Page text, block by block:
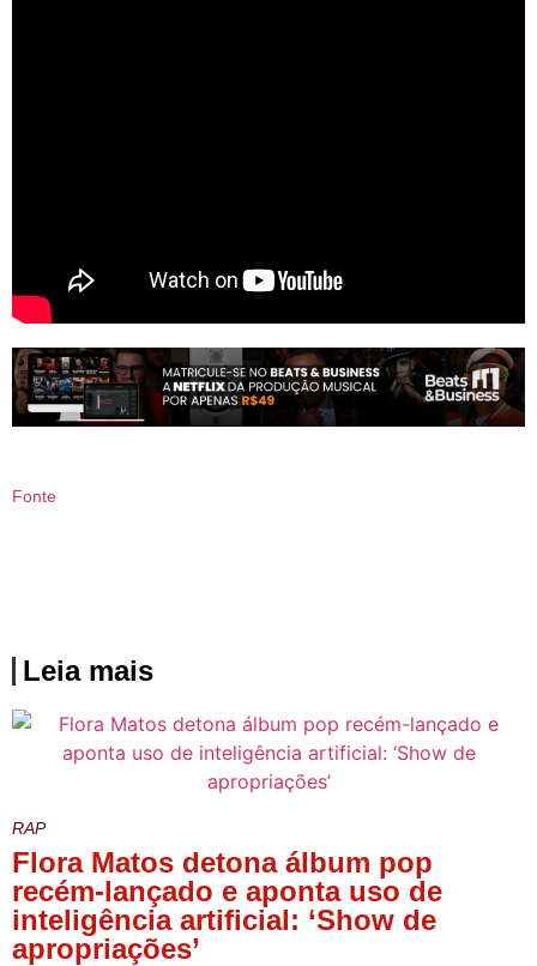
Fonte
Leia mais
RAP
Flora Matos detona álbum pop
recém-lançado e aponta uso de
inteligência artificial: ‘Show de
apropriações’